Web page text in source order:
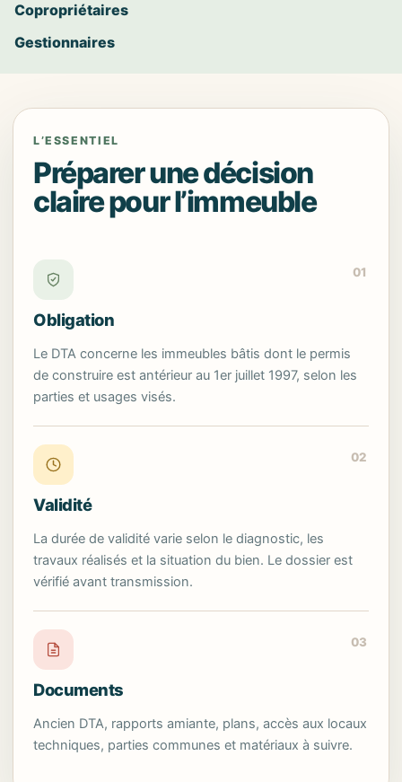
Copropriétaires
Gestionnaires
L’ESSENTIEL
Préparer une décision
claire pour l’immeuble
01
Obligation
Le DTA concerne les immeubles bâtis dont le permis
de construire est antérieur au 1er juillet 1997, selon les
parties et usages visés.
02
Validité
La durée de validité varie selon le diagnostic, les
travaux réalisés et la situation du bien. Le dossier est
vérifié avant transmission.
03
Documents
Ancien DTA, rapports amiante, plans, accès aux locaux
techniques, parties communes et matériaux à suivre.